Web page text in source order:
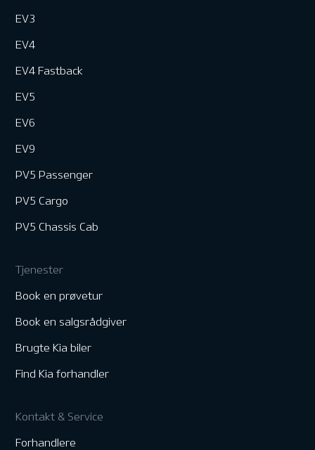
EV3
EV4
EV4 Fastback
EV5
EV6
EV9
PV5 Passenger
PV5 Cargo
PV5 Chassis Cab
Tjenester
Book en prøvetur
Book en salgsrådgiver
Brugte Kia biler
Find Kia forhandler
Kontakt & Service
Forhandlere